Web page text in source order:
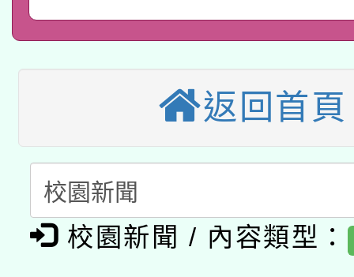
用水績優單位及節水達
動」
桃園市孔廟祈福系列
本校115學年度第2次
招甄選結果公告(無人
適應運動共學行動站研
本館辦理115年度閱讀
暨閱讀推動專業研習
科技賦能─人工智慧
礎課程
A3數位素養講師名單
「數位內容與教學軟
返回首頁
校園新聞 / 內容類型：